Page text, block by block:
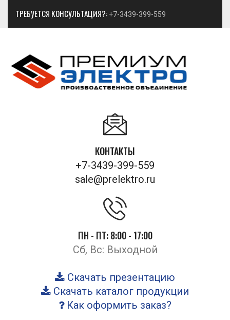
ТРЕБУЕТСЯ КОНСУЛЬТАЦИЯ?: +7-3439-399-559
КОНТАКТЫ
+7-3439-399-559
sale@prelektro.ru
ПН - ПТ: 8:00 - 17:00
Сб, Вс: Выходной
Скачать презентацию
Скачать каталог продукции
Как оформить заказ?